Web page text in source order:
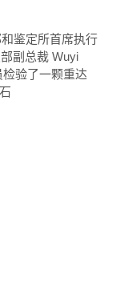
鉴定所首席执行
副总裁 Wuyi
验了一颗重达